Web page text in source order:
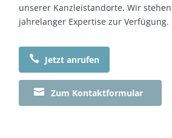
unserer Kanzleistandorte. Wir
jahrelanger Expertise zur Verfügung.
 Jetzt anrufen
 Zum Kontaktformular